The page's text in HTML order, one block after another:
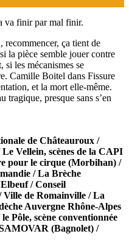
va finir par mal finir.
recommencer, ça tient de
la pièce semble jouer contre
si les mécanismes se
Camille Boitel dans Fissure
et la mort elle-même.
tragique, presque sans s’en
de Châteauroux /
Vellein, scènes de la CAPI
pour le cirque (Morbihan) /
/ La Brèche
/ Conseil
Ville de Romainville / La
Auvergne Rhône-Alpes
Pôle, scène conventionnée
(Bagnolet) /